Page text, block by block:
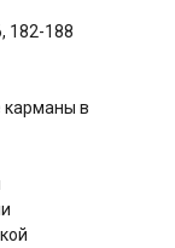
182-188
карманы в